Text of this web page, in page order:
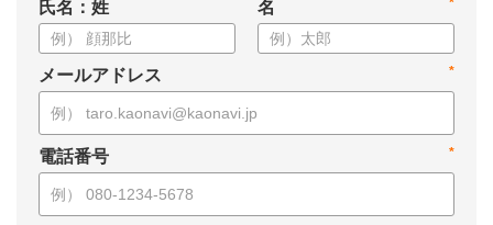
氏名：姓 *
名
*
メールアドレス
*
電話番号